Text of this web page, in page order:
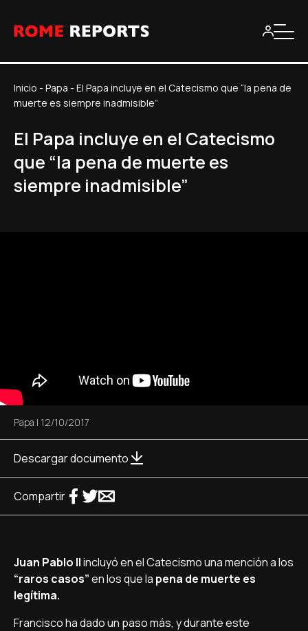
Inicio - Papa - El Papa incluye en el Catecismo que “la pena de
muerte es siempre inadmisible”
El Papa incluye en el Catecismo
que “la pena de muerte es
siempre inadmisible”
Papa | 12/10/2017
Descargar documento
Compartir
Juan Pablo IIincluyó en el Catecismo una mención a los
“raros casos”en los que la pena de muerte es
legítima.
Francisco ha dado un paso más, y durante este